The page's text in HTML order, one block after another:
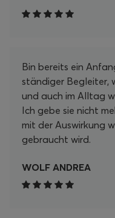
Bin bereits ein
ständiger Begleiter,
und auch im Alltag
Ich gebe sie nicht
mit der Auswirkung
gebraucht wird.
WOLF ANDREA